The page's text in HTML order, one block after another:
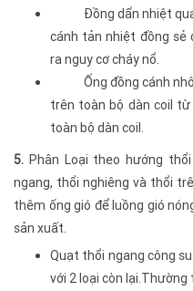
Đồng dẩn nhiệt qua
cánh tản nhiệt đồng sẻ
ra nguy cơ cháy nổ.
Ống đồng cánh
trên toàn bộ dàn coil
toàn bộ dàn coil.
5. Phân Loại theo hướng
ngang, thổi nghiêng và thổi
thêm ống gió để luồng gió
sản xuất.
Quạt thổi ngang công
với 2 loại còn lại.Thường